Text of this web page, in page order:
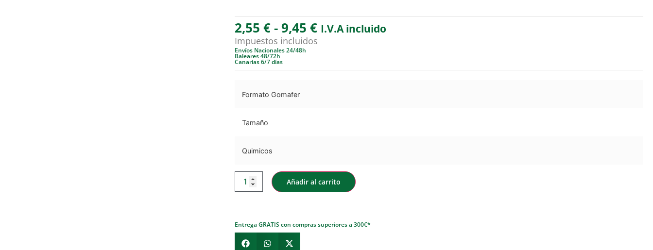
2,55€ - 9,45€ I.V.A incluido
Impuestos incluidos
Envíos Nacionales 24/48h
Baleares 48/72h
Canarias 6/7 días
Formato Gomafer
Tamaño
Quimicos
Añadir al carrito
Entrega GRATIS con compras superiores a 300€*